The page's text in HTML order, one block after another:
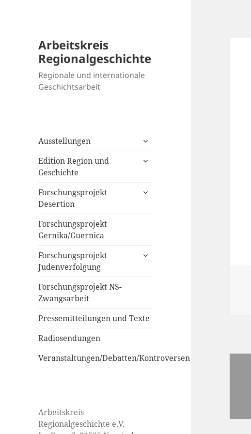
Arbeitskreis
Regionalgeschichte
Regionale und internationale
Geschichtsarbeit
Ausstellungen
untermenü
Edition Region und
Geschichte
untermenü
Forschungsprojekt
Desertion
untermenü
Forschungsprojekt
Gernika/Guernica
Forschungsprojekt
Judenverfolgung
untermenü
Forschungsprojekt NS-
Zwangsarbeit
Pressemitteilungen und Texte
Radiosendungen
Veranstaltungen/Debatten/Kontroversen
Arbeitskreis
Regionalgeschichte e.V.